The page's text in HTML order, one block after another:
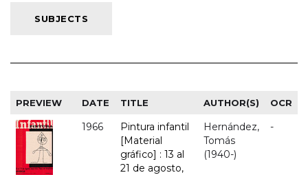
PREVIEW DATE TITLE AUTHOR(S) OCR
1966
Pintura infantil
[Material
gráfico] : 13 al
21 de agosto,
Hernández,
Tomás
(1940-)
-